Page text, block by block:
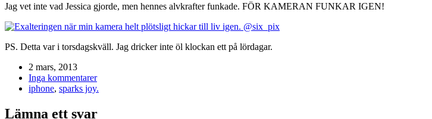
Jag vet inte vad Jessica gjorde, men hennes alvkrafter funkade. FÖR KAMERAN FUNKAR IGEN!
PS. Detta var i torsdagskväll. Jag dricker inte öl klockan ett på lördagar.
2 mars, 2013
Inga kommentarer
iphone, sparks joy.
Lämna ett svar